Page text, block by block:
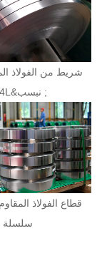
شريط من الفولاذ
304L&نبسب ;
سلسلة